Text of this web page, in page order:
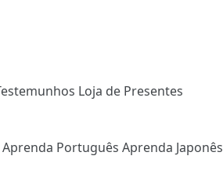
Loja de Presentes
Aprenda Português Aprenda Japonês